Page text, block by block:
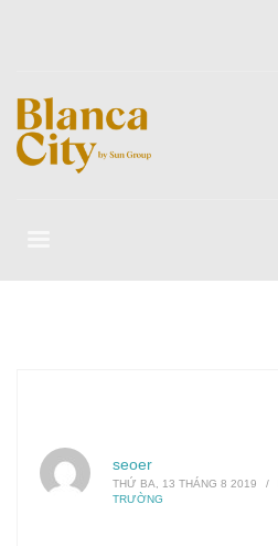
seoer
THỨ BA, 13 THÁNG 8 2019 /
TRƯỜNG